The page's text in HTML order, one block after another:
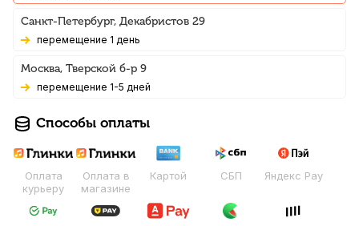
Санкт-Петербург, Декабристов 29
Перемещение 1 день
Москва, Тверской б-р 9
Перемещение 1-5 дней
Способы оплаты
Оплата
курьеру
Оплата в
магазине
Картой СБП Яндекс Pay